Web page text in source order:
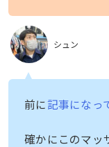
シュン
前に記事になっ
確かにこのマッ